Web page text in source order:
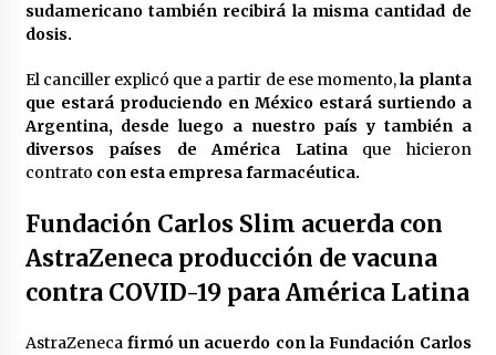
sudamericano también recibirá la misma cantidad de
dosis.
El canciller explicó que a partir de ese momento,la planta
que estará produciendo en México estará surtiendo a
Argentina, desde luego a nuestro país y también a
diversos países de América Latinaque hicieron
contrato con esta empresa farmacéutica.
Fundación Carlos Slim acuerda con
AstraZeneca producción de vacuna
contra COVID-19 para América Latina
AstraZeneca firmó un acuerdo con la Fundación Carlos